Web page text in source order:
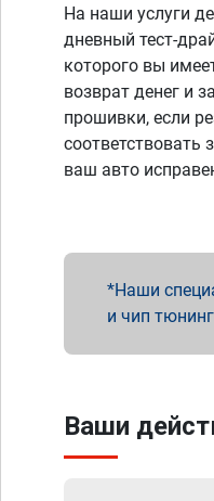
На наши услуги
дневный тест-
которого вы
возврат денег и
прошивки, если
соответствовать
ваш авто
Наши
и чип
Ваши